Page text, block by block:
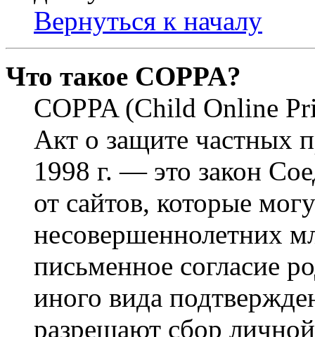
Вернуться к началу
Что такое COPPA?
COPPA (Child Online
Акт о защите частных
1998 г. — это закон
от сайтов, которые
несовершеннолетних
письменное согласие
иного вида
разрешают сбор